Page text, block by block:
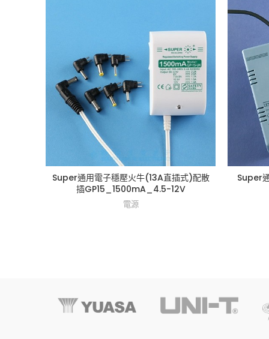
Super通用電子穩壓火牛(13A直插式)配散
插GP15_1500mA_4.5-12V
電源
Super